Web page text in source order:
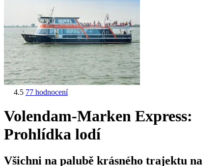
4.5 77 hodnocení
Volendam-Marken Express:
Prohlídka lodí
Všichni na palubě krásného trajektu na